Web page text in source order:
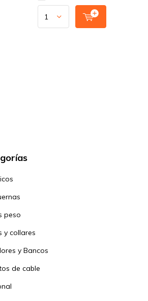
peso
y collares
y Bancos
de cable